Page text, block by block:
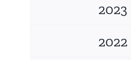
2023
2022